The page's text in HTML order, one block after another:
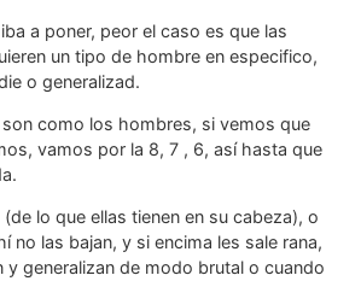
a poner, peor el caso es que las
un tipo de hombre en especifico,
o generalizad.
son como los hombres, si vemos que
vamos por la 8, 7 , 6, así hasta que
(de lo que ellas tienen en su cabeza), o
no las bajan, y si encima les sale rana,
y generalizan de modo brutal o cuando